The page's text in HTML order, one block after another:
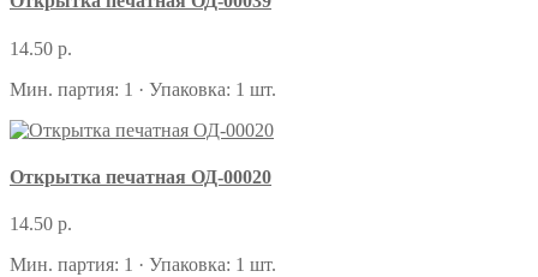
14.50 р.
Мин. партия: 1 · Упаковка: 1 шт.
Открытка печатная ОД-00020
14.50 р.
Мин. партия: 1 · Упаковка: 1 шт.